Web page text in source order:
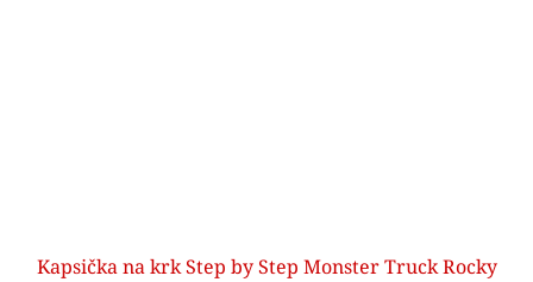
Kapsička na krk Step by Step Monster Truck Rocky